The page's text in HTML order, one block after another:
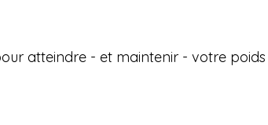
atteindre - et maintenir - votre poids